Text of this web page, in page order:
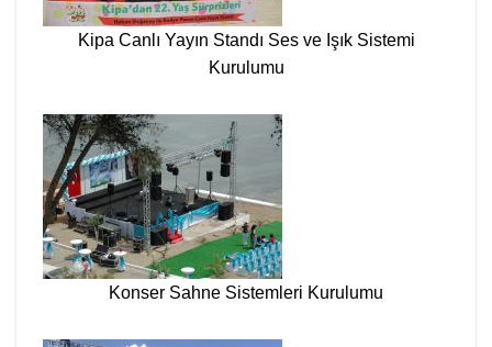
Kipa Canlı Yayın Standı Ses ve Işık Sistemi
Kurulumu
Konser Sahne Sistemleri Kurulumu